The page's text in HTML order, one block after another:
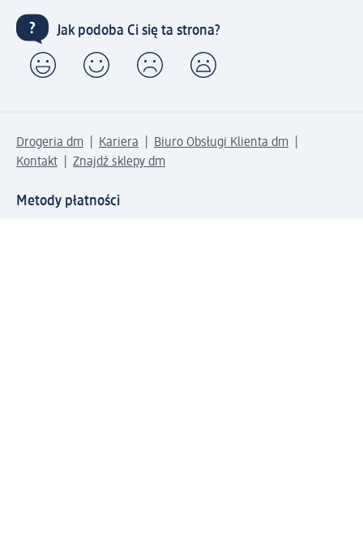
Jak podoba Ci się ta strona?
Drogeria dm Kariera
Biuro Obsługi Klienta dm
Kontakt
Znajdź sklepy dm
Metody płatności